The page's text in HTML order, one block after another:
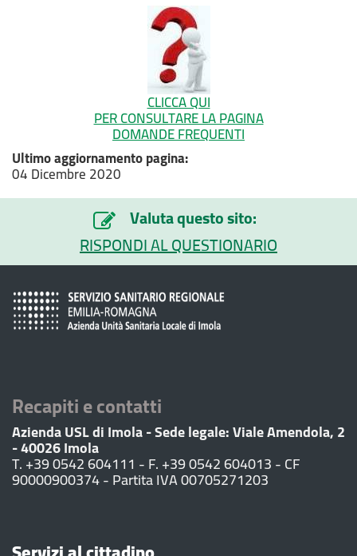
CLICCA QUI
PER CONSULTARE LA PAGINA
DOMANDE FREQUENTI
Ultimo aggiornamento pagina:
04 Dicembre 2020
Valuta questo sito:
RISPONDI AL QUESTIONARIO
Recapiti e contatti
Azienda USL di Imola - Sede legale: Viale Amendola, 2
- 40026 Imola
T. +39 0542 604111 - F. +39 0542 604013 - CF
90000900374 - Partita IVA 00705271203